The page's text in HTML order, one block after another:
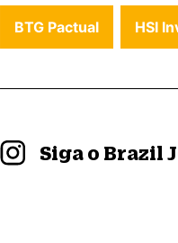
BTG Pactual HSI
Siga o Brazil